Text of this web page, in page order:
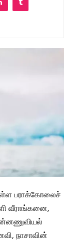
பராக்கோலைச்
வீராங்கனை,
நாசாவின்